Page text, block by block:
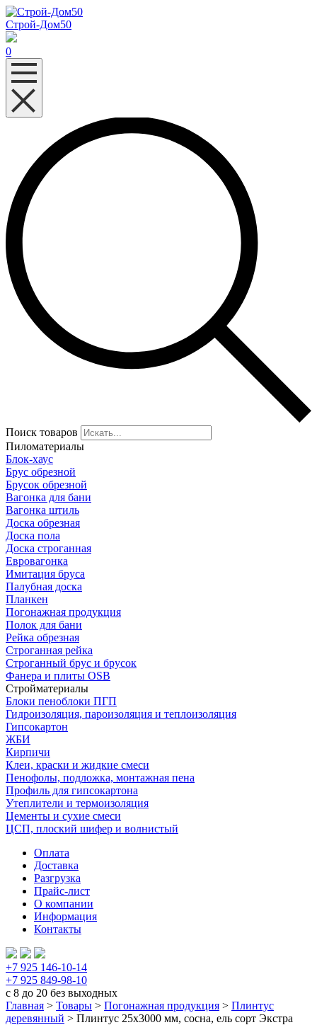
Строй-Дом50
0
Поиск товаров
Пиломатериалы
Блок-хаус
Брус обрезной
Брусок обрезной
Вагонка для бани
Вагонка штиль
Доска обрезная
Доска пола
Доска строганная
Евровагонка
Имитация бруса
Палубная доска
Планкен
Погонажная продукция
Полок для бани
Рейка обрезная
Строганная рейка
Строганный брус и брусок
Фанера и плиты OSB
Стройматериалы
Блоки пеноблоки ПГП
Гидроизоляция, пароизоляция и теплоизоляция
Гипсокартон
ЖБИ
Кирпичи
Клеи, краски и жидкие смеси
Пенофолы, подложка, монтажная пена
Профиль для гипсокартона
Утеплители и термоизоляция
Цементы и сухие смеси
ЦСП, плоский шифер и волнистый
Оплата
Доставка
Разгрузка
Прайс-лист
О компании
Информация
Контакты
+7 925 146-10-14
+7 925 849-98-10
с 8 до 20 без выходных
Главная > Товары > Погонажная продукция > Плинтус
деревянный > Плинтус 25х3000 мм, сосна, ель сорт Экстра